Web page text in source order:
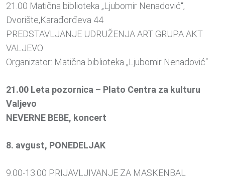
21.00 Matična biblioteka „Ljubomir Nenadović“,
Dvorište,Karađorđeva 44
PREDSTAVLJANJE UDRUŽENJA ART GRUPA AKT
VALJEVO
Organizator: Matična biblioteka „Ljubomir Nenadović“
21.00 Leta pozornica – Plato Centra za kulturu
Valjevo
NEVERNE BEBE, koncert
8. avgust, PONEDELJAK
9.00-13.00 PRIJAVLJIVANJE ZA MASKENBAL